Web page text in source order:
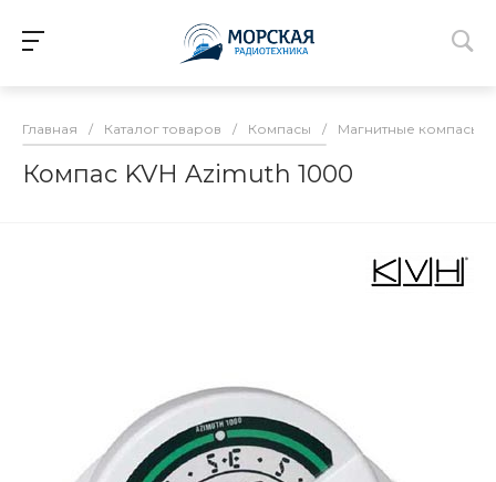
Главная / Каталог товаров / Компасы / Магнитные компасы
Компас KVH Azimuth 1000